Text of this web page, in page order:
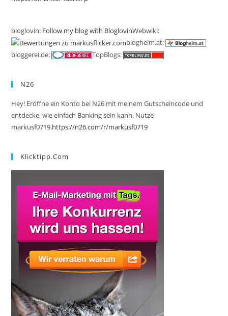
bloglovin: Follow my blog with BloglovinWebwiki:
blogheim.at:
bloggerei.de:
TopBlogs:
N26
Hey! Eröffne ein Konto bei N26 mit meinem Gutscheincode und
entdecke, wie einfach Banking sein kann. Nutze
markusf0719.https://n26.com/r/markusf0719
Klicktipp.com